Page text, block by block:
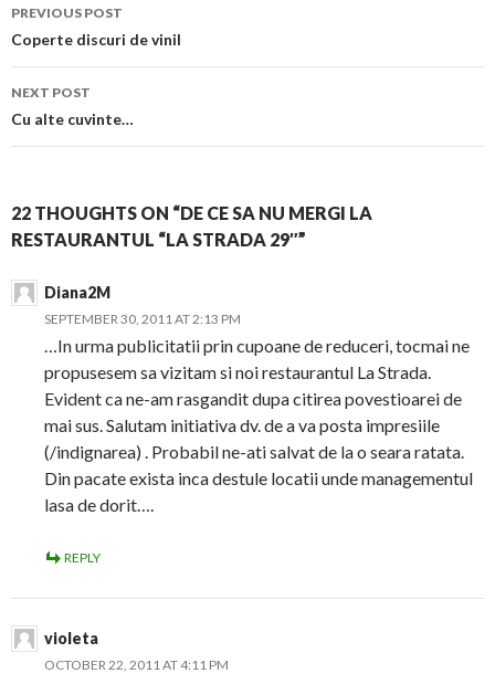
Post navigation
PREVIOUS POST
Coperte discuri de vinil
NEXT POST
Cu alte cuvinte…
22 THOUGHTS ON “DE CE SA NU MERGI LA
RESTAURANTUL “LA STRADA 29″”
Diana2M
SEPTEMBER 30, 2011 AT 2:13 PM
…In urma publicitatii prin cupoane de reduceri, tocmai ne
propusesem sa vizitam si noi restaurantul La Strada.
Evident ca ne-am rasgandit dupa citirea povestioarei de
mai sus. Salutam initiativa dv. de a va posta impresiile
(/indignarea) . Probabil ne-ati salvat de la o seara ratata.
Din pacate exista inca destule locatii unde managementul
lasa de dorit….
REPLY
violeta
OCTOBER 22, 2011 AT 4:11 PM